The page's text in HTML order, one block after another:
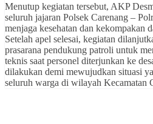
Menutup kegiatan tersebut, AKP
seluruh jajaran Polsek Carenang –
menjaga kesehatan dan kekompakan
Setelah apel selesai, kegiatan
prasarana pendukung patroli untuk
teknis saat personel diterjunkan ke
dilakukan demi mewujudkan situasi
seluruh warga di wilayah Kecamatan